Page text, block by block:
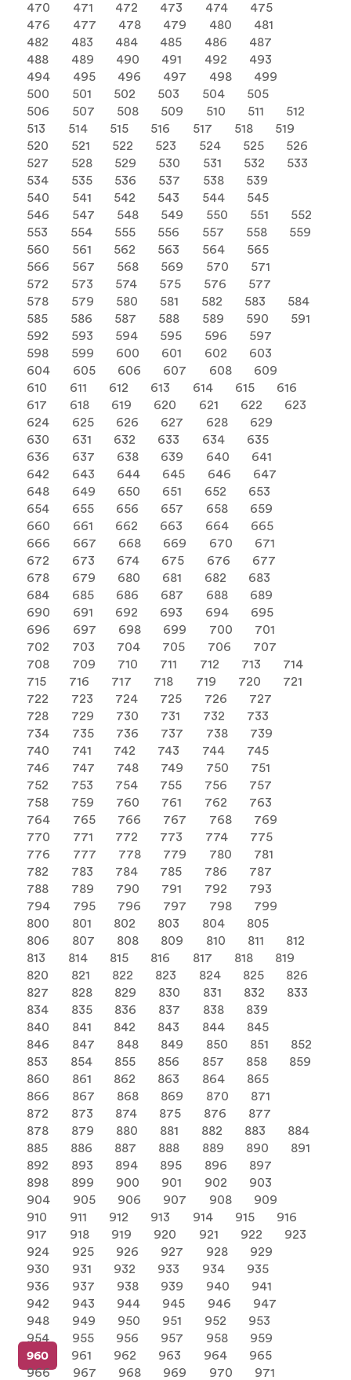
470 471 472 473 474
475
476
477 478 479 480
481
482
483 484 485 486
487
488
489 490 491 492
493
494
495 496 497 498
499
500
501 502 503 504
505
506
507 508 509 510 511
512
513
514 515 516 517 518
519
520
521 522 523 524 525
526
527
528 529 530 531 532
533
534
535 536 537 538
539
540
541 542 543 544
545
546
547 548 549 550 551
552
553
554 555 556 557 558
559
560
561 562 563 564
565
566
567 568 569 570
571
572
573 574 575 576
577
578
579 580 581 582 583
584
585
586 587 588 589 590
591
592
593 594 595 596
597
598
599 600 601 602
603
604
605 606 607 608
609
610
611 612 613 614 615
616
617
618 619 620 621 622
623
624
625 626 627 628
629
630
631 632 633 634
635
636
637 638 639 640
641
642
643 644 645 646
647
648
649 650 651 652
653
654
655 656 657 658
659
660
661 662 663 664
665
666
667 668 669 670
671
672
673 674 675 676
677
678
679 680 681 682
683
684
685 686 687 688
689
690
691 692 693 694
695
696
697 698 699 700
701
702
703 704 705 706
707
708
709 710 711 712 713
714
715
716 717 718 719 720
721
722
723 724 725 726
727
728
729 730 731 732
733
734
735 736 737 738
739
740
741 742 743 744
745
746
747 748 749 750
751
752
753 754 755 756
757
758
759 760 761 762
763
764
765 766 767 768
769
770
771 772 773 774
775
776
777 778 779 780
781
782
783 784 785 786
787
788
789 790 791 792
793
794
795 796 797 798
799
800
801 802 803 804
805
806
807 808 809 810 811
812
813
814 815 816 817 818
819
820
821 822 823 824 825
826
827
828 829 830 831 832
833
834
835 836 837 838
839
840
841 842 843 844
845
846
847 848 849 850 851
852
853
854 855 856 857 858
859
860
861 862 863 864
865
866
867 868 869 870
871
872
873 874 875 876
877
878
879 880 881 882 883
884
885
886 887 888 889 890
891
892
893 894 895 896
897
898
899 900 901 902
903
904
905 906 907 908
909
910
911 912 913 914 915
916
917
918 919 920 921 922
923
924
925 926 927 928
929
930
931 932 933 934
935
936
937 938 939 940
941
942
943 944 945 946
947
948
949 950 951 952
953
954
955 956 957 958
959
960
961 962 963 964
965
966
967 968 969 970
971